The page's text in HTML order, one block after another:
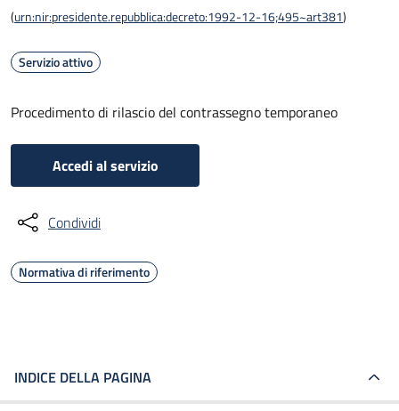
(urn:nir:presidente.repubblica:decreto:1992-12-16;495~art381)
Servizio attivo
Procedimento di rilascio del contrassegno temporaneo
Accedi al servizio
Condividi
Normativa di riferimento
INDICE DELLA PAGINA